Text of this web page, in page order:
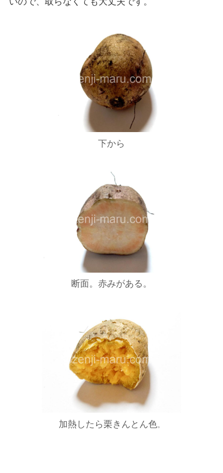
下から
断面。赤みがある。
加熱したら栗きんとん色。